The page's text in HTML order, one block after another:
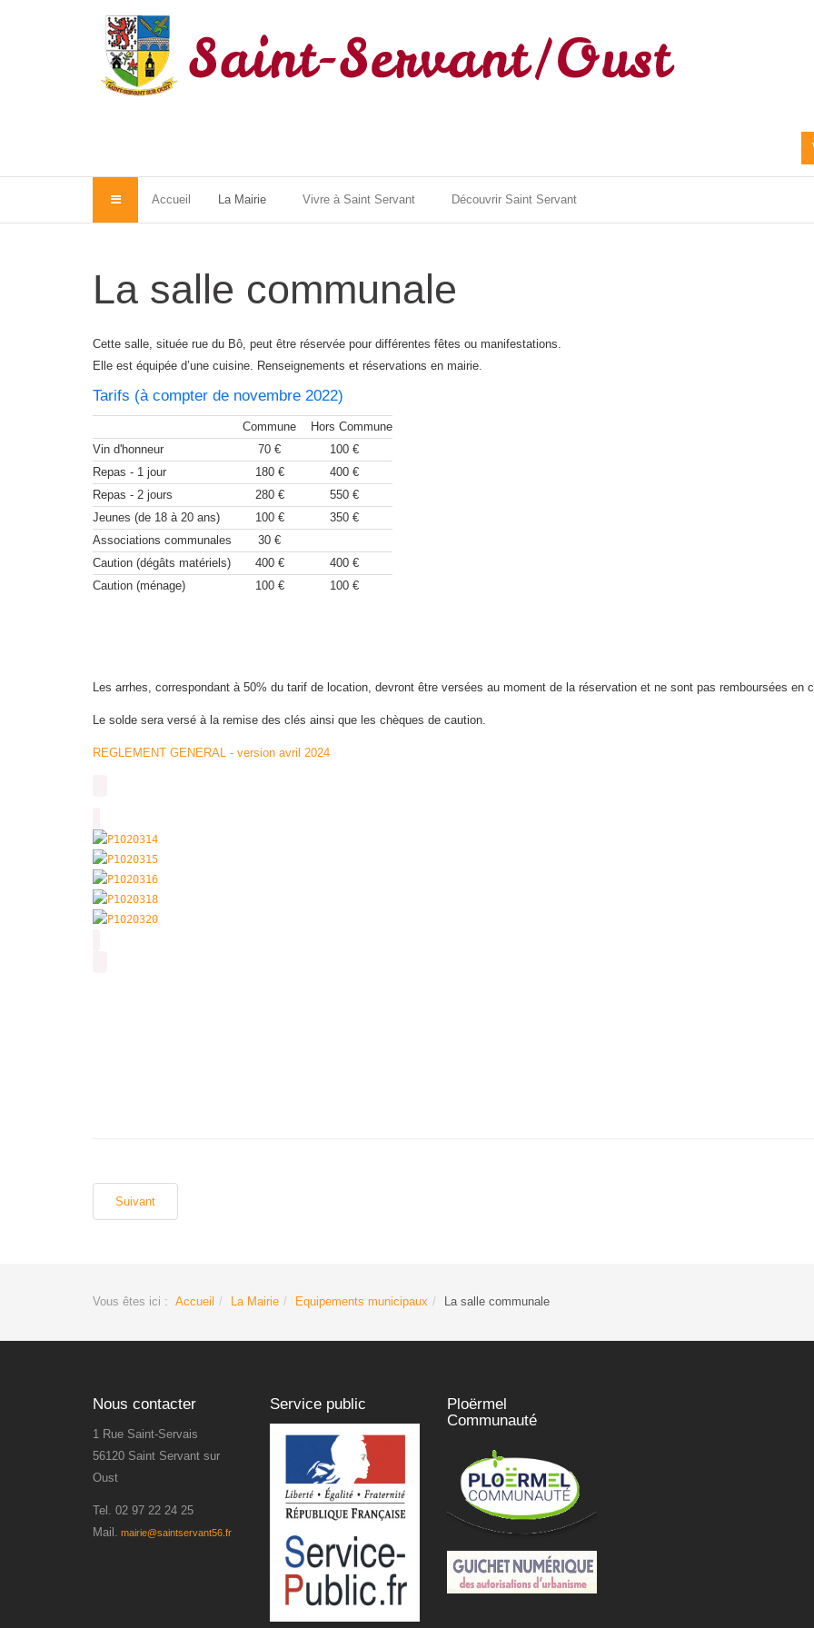
Accueil La Mairie Vivre à Saint Servant Découvrir Saint Servant
La salle communale
Cette salle, située rue du Bô, peut être réservée pour différentes fêtes ou manifestations.
Elle est équipée d’une cuisine. Renseignements et réservations en mairie.
Tarifs (à compter de novembre 2022)
Commune Hors Commune
Vin d'honneur
70 €
100 €
Repas - 1 jour
180 €
400 €
Repas - 2 jours
280 €
550 €
Jeunes (de 18 à 20 ans)
100 €
350 €
Associations communales
30 €
Caution (dégâts matériels)
400 €
400 €
Caution (ménage)
100 € 100 €
Les arrhes, correspondant à 50% du tarif de location, devront être versées au moment de la réservation et ne sont pas remboursées en
Le solde sera versé à la remise des clés ainsi que les chèques de caution.
REGLEMENT GENERAL - version avril 2024
Suivant
Vous êtes ici : Accueil La Mairie Equipements municipaux La salle communale
Nous contacter
1 Rue Saint-Servais
56120 Saint Servant sur
Oust
Tel. 02 97 22 24 25
Mail. mairie@saintservant56.fr
Service public
Ploërmel
Communauté